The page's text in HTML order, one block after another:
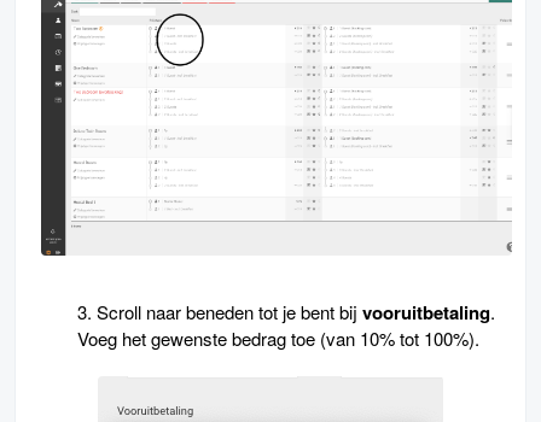
3. Scroll naar beneden tot je bent bij vooruitbetaling.
Voeg het gewenste bedrag toe (van 10% tot 100%).